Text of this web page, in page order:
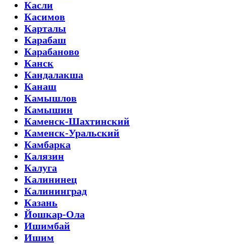
Касли
Касимов
Карталы
Карабаш
Карабаново
Канск
Кандалакша
Канаш
Камышлов
Камышин
Каменск-Шахтинский
Каменск-Уральский
Камбарка
Калязин
Калуга
Калининец
Калининград
Казань
Йошкар-Ола
Ишимбай
Ишим